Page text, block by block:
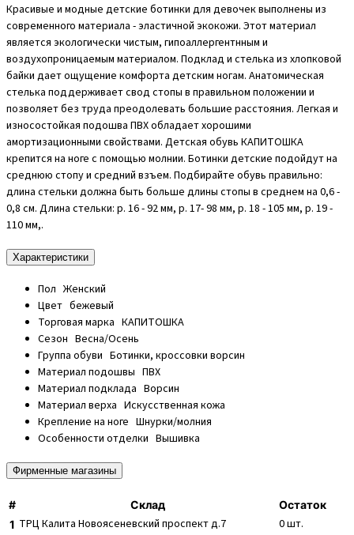
Красивые и модные детские ботинки для девочек выполнены из
современного материала - эластичной экокожи. Этот материал
является экологически чистым, гипоаллергентнным и
воздухопроницаемым материалом. Подклад и стелька из хлопковой
байки дает ощущение комфорта детским ногам. Анатомическая
стелька поддерживает свод стопы в правильном положении и
позволяет без труда преодолевать большие расстояния. Легкая и
износостойкая подошва ПВХ обладает хорошими
амортизационными свойствами. Детская обувь КАПИТОШКА
крепится на ноге с помощью молнии. Ботинки детские подойдут на
среднюю стопу и средний взъем. Подбирайте обувь правильно:
длина стельки должна быть больше длины стопы в среднем на 0,6 -
0,8 см. Длина стельки: р. 16 - 92 мм, р. 17- 98 мм, р. 18 - 105 мм, р. 19 -
110 мм,.
Характеристики
Пол Женский
Цвет бежевый
Торговая марка КАПИТОШКА
Сезон Весна/Осень
Группа обуви Ботинки, кроссовки ворсин
Материал подошвы ПВХ
Материал подклада Ворсин
Материал верха Искусственная кожа
Крепление на ноге Шнурки/молния
Особенности отделки Вышивка
Фирменные магазины
# Склад
Остаток
1 ТРЦ Калита Новоясеневский проспект д.7 0шт.